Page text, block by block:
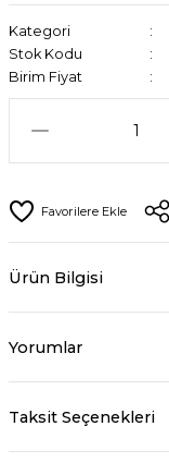
Kategori
Stok Kodu
Birim Fiyat
Ürün Bilgisi
Yorumlar
Taksit Seçenekleri